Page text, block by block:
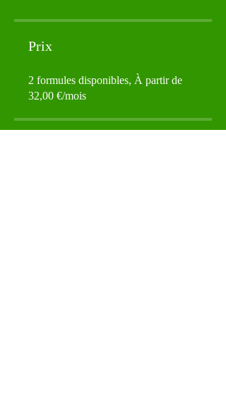
Prix
2 formules disponibles, À partir de
32,00 €/mois